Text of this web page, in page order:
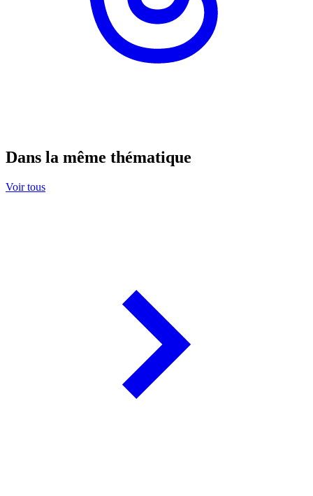
Dans la même thématique
Voir tous